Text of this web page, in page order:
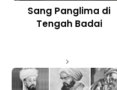
Sang Panglima di
Tengah Badai